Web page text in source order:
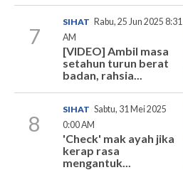
7
SIHAT Rabu, 25 Jun 2025 8:31
AM
[VIDEO] Ambil masa
setahun turun berat
badan, rahsia...
8
SIHAT Sabtu, 31 Mei 2025
0:00 AM
'Check' mak ayah jika
kerap rasa
mengantuk...